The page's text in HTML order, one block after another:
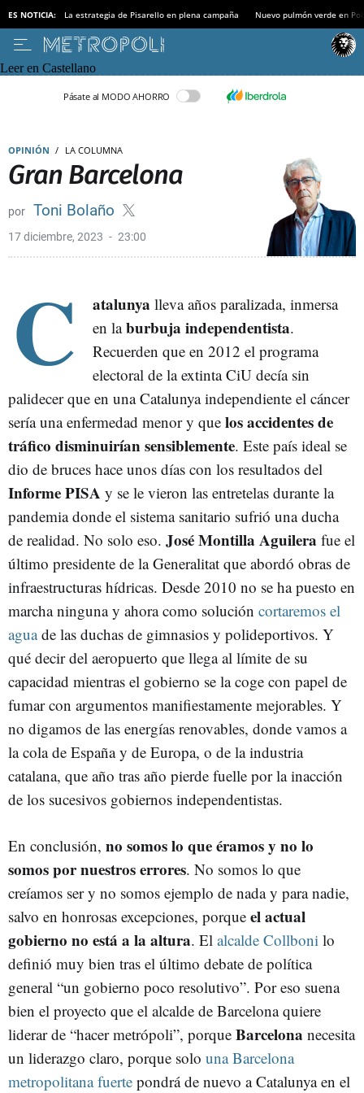
ES NOTICIA: La estrategia de Pisarello en plena campaña Nuevo pulmón verde en
Leer en Castellano
Pásate al MODO AHORRO
OPINIÓN LA COLUMNA
Gran Barcelona
Toni Bolaño
17 diciembre, 2023 23:00
C atalunya lleva años paralizada, inmersa
en laburbuja independentista.
Recuerden que en 2012 el programa
electoral de la extinta CiU decía sin
palidecer que en una Catalunya independiente el cáncer
sería una enfermedad menor y que los accidentes de
tráfico disminuirían sensiblemente. Este país ideal se
dio de bruces hace unos días con los resultados del
Informe PISA y se le vieron las entretelas durante la
pandemia donde el sistema sanitario sufrió una ducha
de realidad. No solo eso. José Montilla Aguilera fue el
último presidente de la Generalitat que abordó obras de
infraestructuras hídricas. Desde 2010 no se ha puesto en
marcha ninguna y ahora como solución cortaremos el
aguade las duchas de gimnasios y polideportivos. Y
qué decir del aeropuerto que llega al límite de su
capacidad mientras el gobierno se la coge con papel de
fumar con argumentos manifiestamente mejorables. Y
no digamos de las energías renovables, donde vamos a
la cola de España y de Europa, o de la industria
catalana, que año tras año pierde fuelle por la inacción
de los sucesivos gobiernos independentistas.
En conclusión, no somos lo que éramos y no lo
somos por nuestros errores. No somos lo que
creíamos ser y no somos ejemplo de nada y para nadie,
salvo en honrosas excepciones, porque el actual
gobierno no está a la altura. El alcalde Collboni lo
definió muy bien tras el último debate de política
general “un gobierno poco resolutivo”. Por eso suena
bien el proyecto que el alcalde de Barcelona quiere
liderar de “hacer metrópoli”, porque Barcelona necesita
un liderazgo claro, porque solo una Barcelona
metropolitana fuerte pondrá de nuevo a Catalunya en el